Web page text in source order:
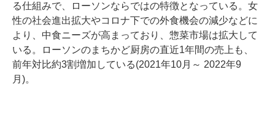
る仕組みで、ローソンならではの特徴となっている。女
性の社会進出拡大やコロナ下での外食機会の減少などに
より、中食ニーズが高まっており、惣菜市場は拡大して
いる。ローソンのまちかど厨房の直近1年間の売上も、
前年対比約3割増加している(2021年10月～ 2022年9
月)。